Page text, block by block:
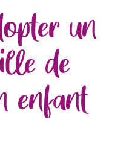
un
de
enfant